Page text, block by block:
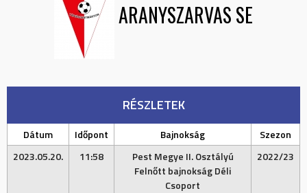
ARANYSZARVAS SE
RÉSZLETEK
Dátum Időpont Bajnokság
Szezon
2023.05.20.
11:58
Pest Megye II. Osztályú
Felnőtt bajnokság Déli
Csoport
2022/23